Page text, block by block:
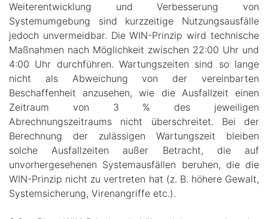
Weiterentwicklung und Verbesserung von
Systemumgebung sind kurzzeitige Nutzungsausfälle
jedoch unvermeidbar. Die WIN-Prinzip wird technische
Maßnahmen nach Möglichkeit zwischen 22:00 Uhr und
4:00 Uhr durchführen. Wartungszeiten sind so lange
nicht als Abweichung von der vereinbarten
Beschaffenheit anzusehen, wie die Ausfallzeit einen
Zeitraum von 3 % des jeweiligen
Abrechnungszeitraums nicht überschreitet. Bei der
Berechnung der zulässigen Wartungszeit bleiben
solche Ausfallzeiten außer Betracht, die auf
unvorhergesehenen Systemausfällen beruhen, die die
WIN-Prinzip nicht zu vertreten hat (z. B. höhere Gewalt,
Systemsicherung, Virenangriffe etc.).